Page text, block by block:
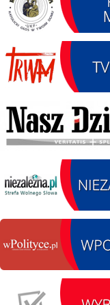
SIERPIEŃ
12 czytaj
13 czytaj